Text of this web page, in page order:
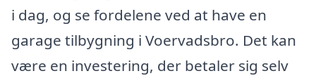
i dag, og se fordelene ved at have en
garage tilbygning i Voervadsbro. Det kan
være en investering, der betaler sig selv